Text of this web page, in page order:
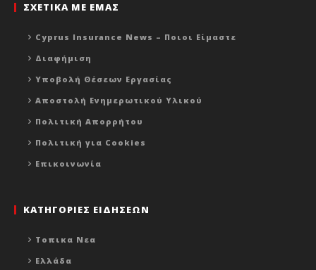
ΣΧΕΤΙΚΑ ΜΕ ΕΜΑΣ
Cyprus Insurance News – Ποιοι Είμαστε
Διαφήμιση
Υποβολή Θέσεων Εργασίας
Αποστολή Ενημερωτικού Υλικού
Πολιτική Απορρήτου
Πολιτική για Cookies
Επικοινωνία
ΚΑΤΗΓΟΡΙΕΣ ΕΙΔΗΣΕΩΝ
Τοπικα Νεα
Ελλάδα